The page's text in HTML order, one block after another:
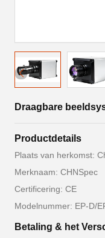
Draagbare
Productdetails
Plaats van herkomst:
Merknaam: CHNSpec
Certificering: CE
Modelnummer: EP-D/
Betaling & het